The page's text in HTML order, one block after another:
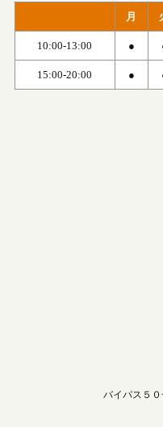
月
10:00-13:00 ●
15:00-20:00 ●
バイパス５